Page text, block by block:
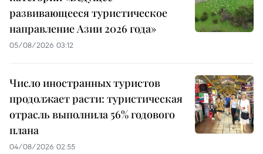
развивающееся туристическое
направление Азии 2026 года»
05/08/2026 03:12
Число иностранных туристов
продолжает расти: туристическая
отрасль выполнила 56% годового
плана
04/08/2026 02:55